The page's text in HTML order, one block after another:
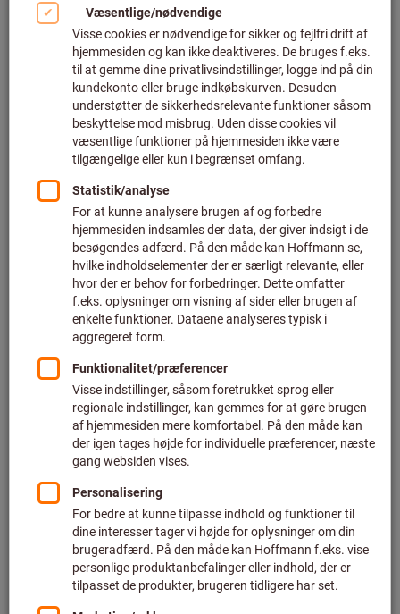
Klik for at forstørre billedet
Pris pr. 1 styk
plus fragt
Individuelle priser for erhvervskunder efter
til gevind:
M4 M5 M6 M8 M10
Ønsker du at bestille mere end en artikel?til hurtig indtastning